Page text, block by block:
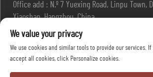
Office add : N.º 7 Yuexing Road, Linpu Town,
Xiaoshan, Hangzhou, China
Email :[email protected]
+86-13967169961
We value your privacy
We use cookies and similar tools to provide our services.
accept all cookies, click Personalize cookies.